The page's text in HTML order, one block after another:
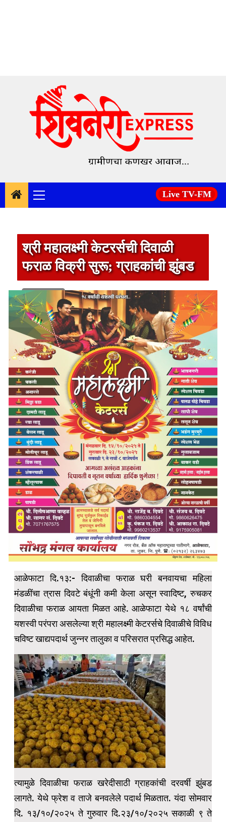
content
Primary
Menu
Live TV-FM
श्री महालक्ष्मी केटरर्सची दिवाळी
फराळ विक्री सुरू; ग्राहकांची झुंबड
1 min read
आळेफाटा दि.१३:- दिवाळीचा फराळ घरी बनवायचा महिला
मंडळींचा त्रास दिवटे बंधूंनी कमी केला असून स्वादिष्ट, रुचकर
दिवाळीचा फराळ आयता मिळत आहे. आळेफाटा येथे १८ वर्षांची
यशस्वी परंपरा असलेल्या श्री महालक्ष्मी केटरर्सचे दिवाळीचे विविध
चविष्ट खाद्यपदार्थ जुन्नर तालुका व परिसरात प्रसिद्ध आहेत.
त्यामुळे दिवाळीचा फराळ खरेदीसाठी ग्राहकांची दरवर्षी झुंबड
लागते. येथे फ्रेश व ताजे बनवलेले पदार्थ मिळतात. यंदा सोमवार
दि. १३/१०/२०२५ ते गुरुवार दि.२३/१०/२०२५ सकाळी ९ ते